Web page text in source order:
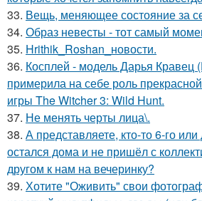
33. Вещь, меняющее состояние за
34. Образ невесты - тот самый
35. Hrithik_Roshan_новости.
36. Косплей - модель Дарья Кравец
примерила на себе роль
игры The Witcher 3: Wild Hunt.
37. Не менять черты лица\.
38. А представляете, кто-то 6-го
остался дома и не пришёл с
другом к нам на вечеринку?
39. Хотите "Оживить" свои